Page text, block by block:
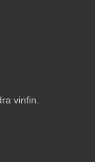
vinfin.